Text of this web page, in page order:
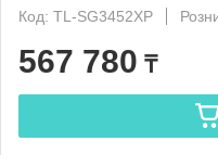
Код: TL-SG3452XP
567 780 ₸